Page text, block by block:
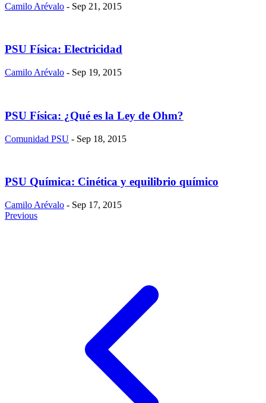
Camilo Arévalo - Sep 21, 2015
PSU Física: Electricidad
Camilo Arévalo - Sep 19, 2015
PSU Física: ¿Qué es la Ley de Ohm?
Comunidad PSU - Sep 18, 2015
PSU Química: Cinética y equilibrio químico
Camilo Arévalo - Sep 17, 2015
Previous